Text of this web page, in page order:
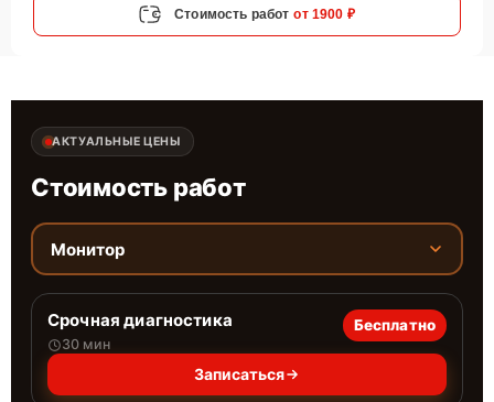
Стоимость работ от 1900 ₽
АКТУАЛЬНЫЕ ЦЕНЫ
Стоимость работ
Монитор
Срочная диагностика
30 мин
Бесплатно
Записаться